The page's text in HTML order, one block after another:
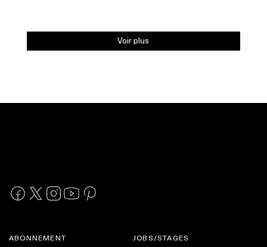
Voir plus
ABONNEMENT JOBS/STAGES